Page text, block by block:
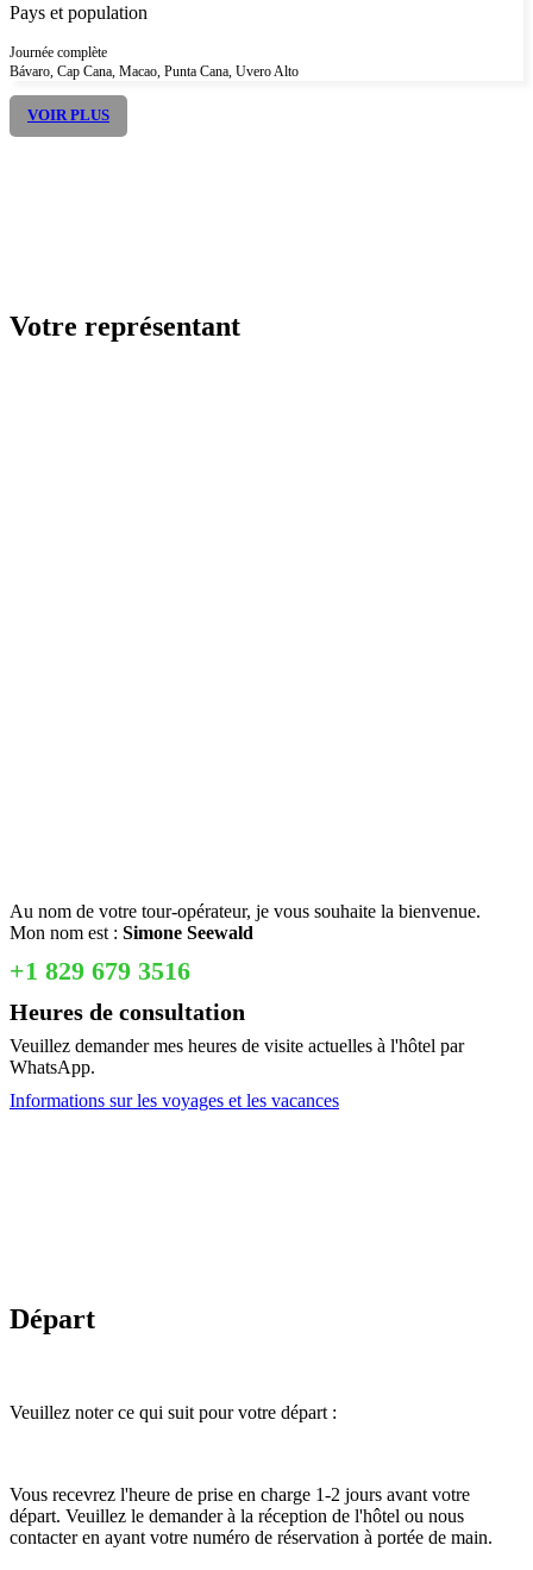
Pays et population
Journée complète
Bávaro, Cap Cana, Macao, Punta Cana, Uvero Alto
VOIR PLUS
Votre représentant
Au nom de votre tour-opérateur, je vous souhaite la bienvenue.
Mon nom est : Simone Seewald
+1 829 679 3516
Heures de consultation
Veuillez demander mes heures de visite actuelles à l'hôtel par
WhatsApp.
Informations sur les voyages et les vacances
Départ
Veuillez noter ce qui suit pour votre départ :
Vous recevrez l'heure de prise en charge 1-2 jours avant votre
départ. Veuillez le demander à la réception de l'hôtel ou nous
contacter en ayant votre numéro de réservation à portée de main.